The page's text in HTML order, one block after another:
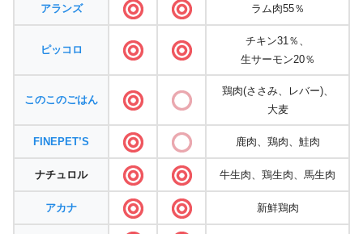
アランズ ラム肉55％
ピッコロ
チキン31％、
生サーモン20％
このこのごはん
鶏肉(ささみ、レバー)、
大麦
FINEPET’S 鹿肉、鶏肉、鮭肉
ナチュロル 牛生肉、鶏生肉、馬生肉
アカナ 新鮮鶏肉